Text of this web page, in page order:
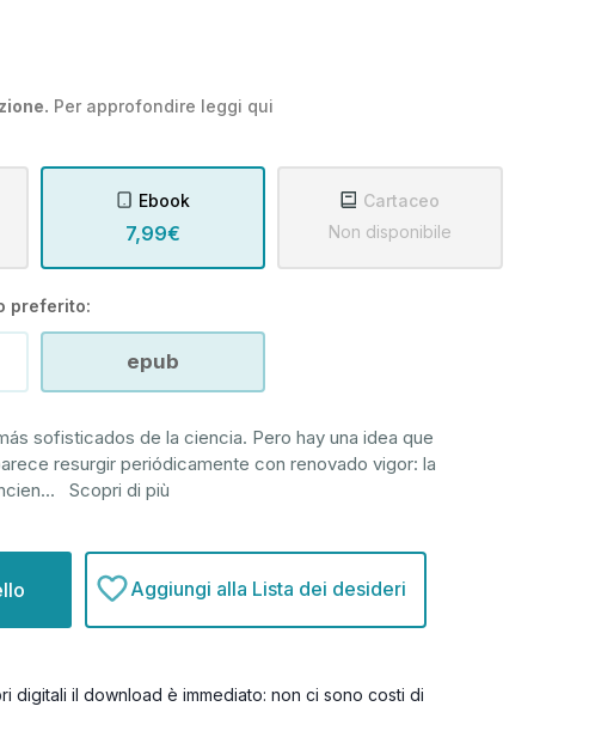
Per approfondire leggi qui
Ebook
7,99€
Cartaceo
Non disponibile
preferito:
epub
sofisticados de la ciencia. Pero hay una idea que
resurgir periódicamente con renovado vigor: la
... Scopri di più
Aggiungi alla Lista dei desideri
digitali il download è immediato: non ci sono costi di